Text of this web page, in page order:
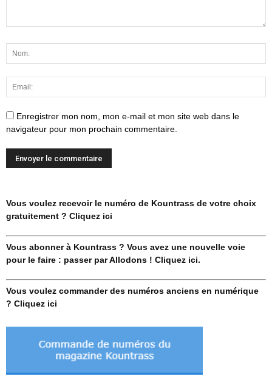
Enregistrer mon nom, mon e-mail et mon site web dans le
navigateur pour mon prochain commentaire.
Vous voulez recevoir le numéro de Kountrass de votre choix
gratuitement ? Cliquez ici
Vous abonner à Kountrass ? Vous avez une nouvelle voie
pour le faire : passer par Allodons ! Cliquez ici.
Vous voulez commander des numéros anciens en numérique
? Cliquez ici